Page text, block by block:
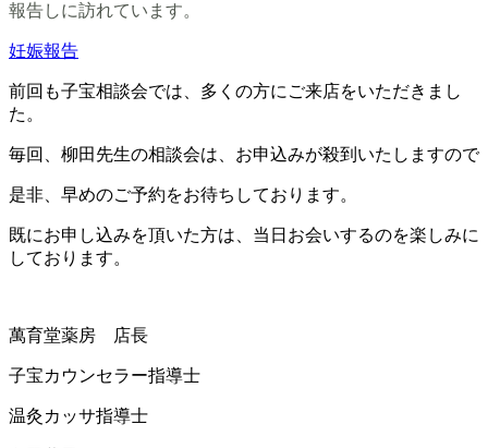
報告しに訪れています。
妊娠報告
前回も子宝相談会では、多くの方にご来店をいただきまし
た。
毎回、柳田先生の相談会は、お申込みが殺到いたしますので
是非、早めのご予約をお待ちしております。
既にお申し込みを頂いた方は、当日お会いするのを楽しみに
しております。
萬育堂薬房 店長
子宝カウンセラー指導士
温灸カッサ指導士